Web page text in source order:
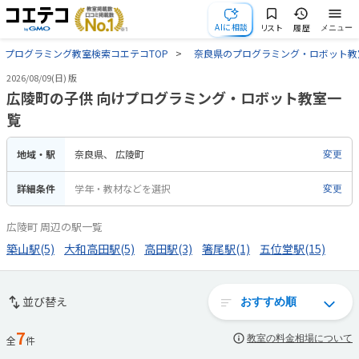
AIに相談 リスト 履歴 メニュー
プログラミング教室検索コエテコTOP 奈良県のプログラミング・ロボット
2026/08/09(日) 版
広陵町の子供 向けプログラミング・ロボット教室一
覧
地域・駅 奈良県 広陵町 変更
詳細条件 学年・教材などを選択 変更
広陵町 周辺の駅一覧
築山駅(5) 大和高田駅(5) 高田駅(3) 箸尾駅(1) 五位堂駅(15)
並び替え
全7件 教室の料金相場について